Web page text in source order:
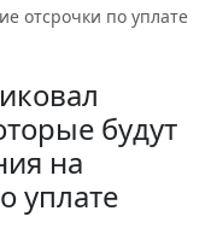
отсрочки по уплате
будут
на
уплате